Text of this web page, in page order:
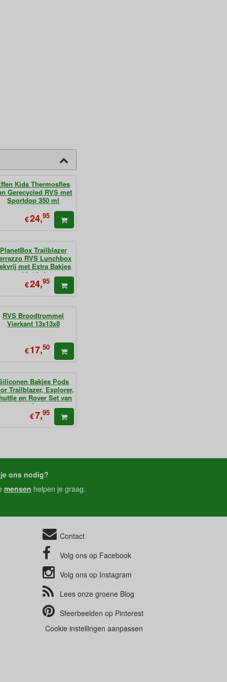
Kids Thermosfles
Gerecycled RVS met
Sportdop 350 ml
€24,95
PlanetBox Trailblazer
RVS Lunchbox
met Extra Bakjes
14x14x4
€24,95
RVS Broodtrommel
Vierkant 13x13x8
€17,50
Bakjes Pods
Trailblazer, Explorer,
en Rover Set van
2
€7,95
ons nodig?
mensen helpen je graag.
Contact
Volg ons op Facebook
Volg ons op Instagram
Lees onze groene Blog
Sfeerbeelden op Pinterest
Cookie instellingen aanpassen